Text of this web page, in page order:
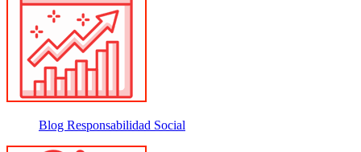
Blog Responsabilidad Social